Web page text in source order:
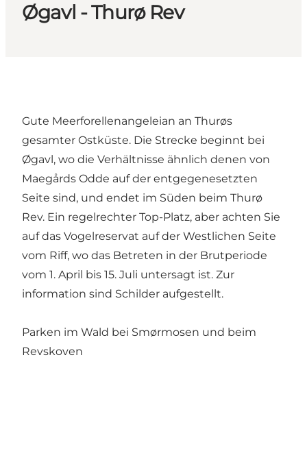
Øgavl - Thurø Rev
Gute Meerforellenangeleian an Thurøs
gesamter Ostküste. Die Strecke beginnt bei
Øgavl, wo die Verhältnisse ähnlich denen von
Maegårds Odde auf der entgegenesetzten
Seite sind, und endet im Süden beim Thurø
Rev. Ein regelrechter Top-Platz, aber achten Sie
auf das Vogelreservat auf der Westlichen Seite
vom Riff, wo das Betreten in der Brutperiode
vom 1. April bis 15. Juli untersagt ist. Zur
information sind Schilder aufgestellt.
Parken im Wald bei Smørmosen und beim
Revskoven